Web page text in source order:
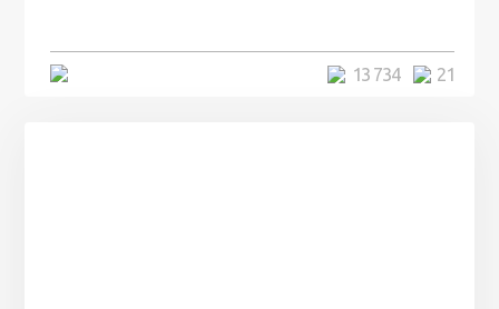
21
13 734